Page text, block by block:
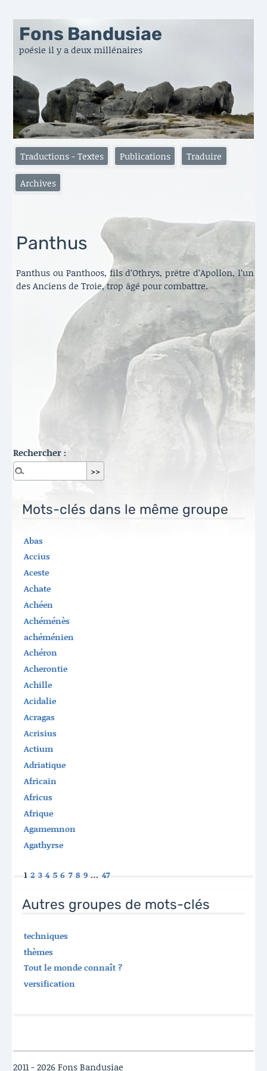
Fons Bandusiae
poésie il y a deux millénaires
Traductions - Textes Publications Traduire
Archives
Panthus
Panthus ou Panthoos, fils d’Othrys, prêtre d’Apollon, l’un
des Anciens de Troie, trop âgé pour combattre.
Rechercher :
Mots-clés dans le même groupe
Abas
Accius
Aceste
Achate
Achéen
Achéménès
achéménien
Achéron
Acherontie
Achille
Acidalie
Acragas
Acrisius
Actium
Adriatique
Africain
Africus
Afrique
Agamemnon
Agathyrse
1 2 3 4 5 6 7 8 9 … 47
Autres groupes de mots-clés
techniques
thèmes
Tout le monde connaît ?
versification
2011 - 2026 Fons Bandusiae